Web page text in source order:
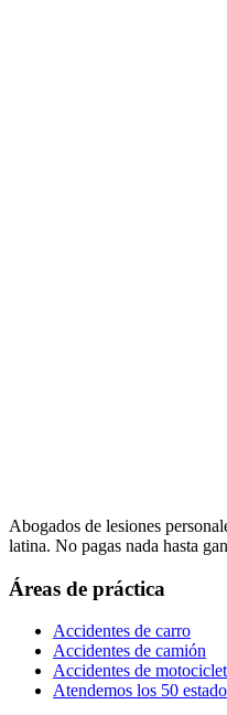
Abogados de lesiones
latina. No pagas nada hasta
Áreas de práctica
Accidentes de carro
Accidentes de camión
Accidentes de
Atendemos los 50